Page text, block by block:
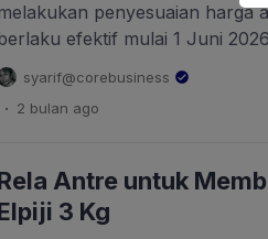
penyesuaian harga
efektif mulai 1 Juni
dilakukan dengan penurunan
bandar udara seluruh
harga energi global yang terjadi
turun hingga 10 persen
syarif@corebusiness
. 2 bulan ago
Antre untuk
3 Kg